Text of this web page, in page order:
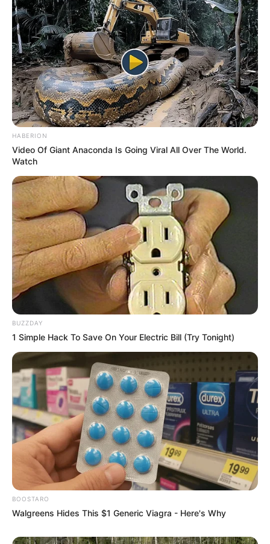
HABERION
Video Of Giant Anaconda Is Going Viral All Over The World.
Watch
BUZZDAY
1 Simple Hack To Save On Your Electric Bill (Try Tonight)
BOOSTARO
Walgreens Hides This $1 Generic Viagra - Here's Why